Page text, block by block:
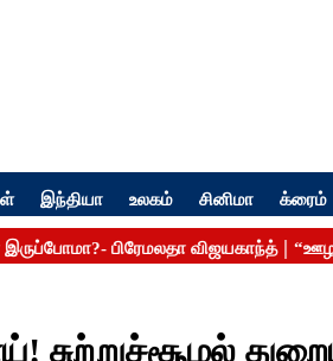
இந்தியா உலகம் சினிமா க்ரைம்